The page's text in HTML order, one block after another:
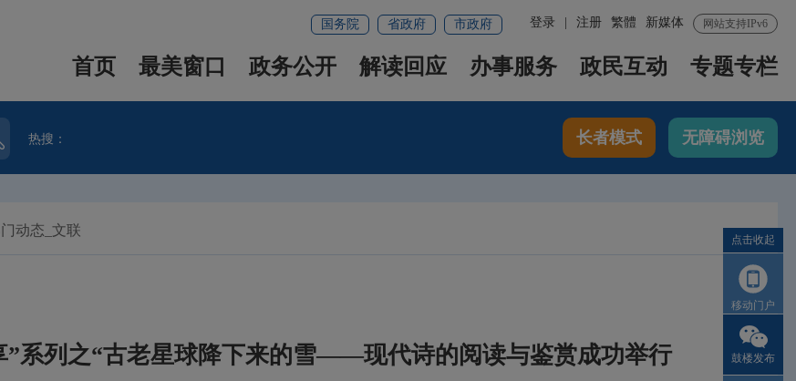
网站支持IPv6
新媒体
繁體
登录 注册
国务院 省政府 市政府
首页 最美窗口 政务公开 解读回应 办事服务 政民互动 专题专栏
热搜： 长者模式 无障碍浏览
动态_文联
”系列之“古老星球降下来的雪——现代诗的阅读与鉴赏成功举行
点击收起
移动门户
鼓楼发布